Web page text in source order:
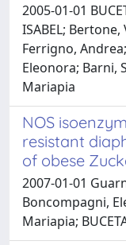
2005-01-01
ISABEL;
Ferrigno,
Eleonora; Barni,
Mariapia
NOS
resistant
of obese
2007-01-01
Boncompagni,
Mariapia;